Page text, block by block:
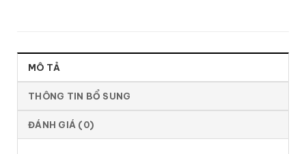
MÔ TẢ
THÔNG TIN BỔ SUNG
ĐÁNH GIÁ (0)